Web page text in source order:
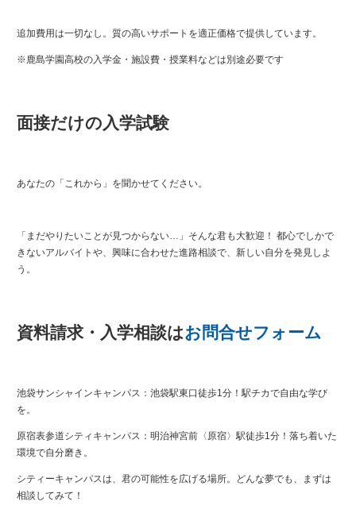
追加費用は一切なし。質の高いサポートを適正価格で提供しています。
※鹿島学園高校の入学金・施設費・授業料などは別途必要です
面接だけの入学試験
あなたの「これから」を聞かせてください。
「まだやりたいことが見つからない…」そんな君も大歓迎！ 都心でしかで
きないアルバイトや、興味に合わせた進路相談で、新しい自分を発見しよ
う。
資料請求・入学相談はお問合せフォーム
池袋サンシャインキャンパス：池袋駅東口徒歩1分！駅チカで自由な学び
を。
原宿表参道シティキャンパス：明治神宮前〈原宿〉駅徒歩1分！落ち着いた
環境で自分磨き。
シティーキャンパスは、君の可能性を広げる場所。どんな夢でも、まずは
相談してみて！